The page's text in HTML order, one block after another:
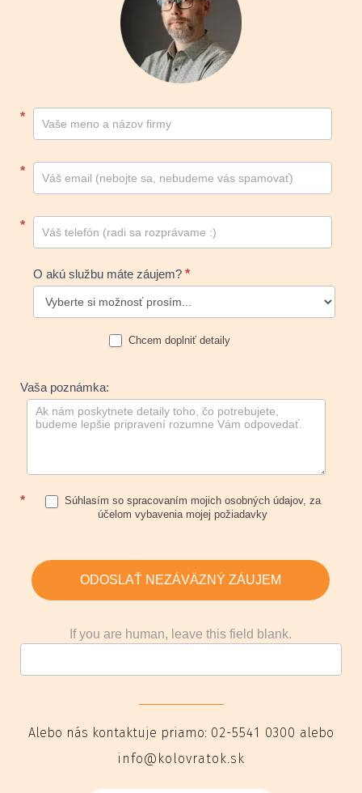
Kontakt
footer
*
*
*
O akú službu máte záujem? *
Chcem doplniť detaily
Vaša poznámka:
*
Súhlasím so spracovaním mojich osobných údajov, za
účelom vybavenia mojej požiadavky
ODOSLAŤ NEZÁVÄZNÝ ZÁUJEM
If you are human, leave this field blank.
Alebo nás kontaktuje priamo: 02-5541 0300 alebo
info@kolovratok.sk